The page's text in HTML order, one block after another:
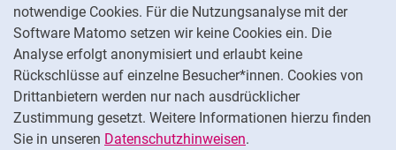
notwendige Cookies. Für die Nutzungsanalyse mit der
Software Matomo setzen wir keine Cookies ein. Die
Analyse erfolgt anonymisiert und erlaubt keine
Rückschlüsse auf einzelne Besucher*innen. Cookies von
Drittanbietern werden nur nach ausdrücklicher
Zustimmung gesetzt. Weitere Informationen hierzu finden
Sie in unseren Datenschutzhinweisen.
Universitätsbibliothek
Datenschutz
Barrierefreiheit
Transparenter KI-Einsatz